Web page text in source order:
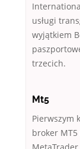
usługi
wyjątkiem
trzecich.
Mt5
Pierwszym
broker